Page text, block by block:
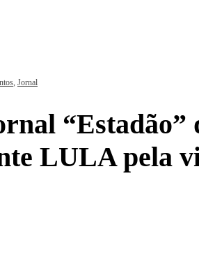
, Jornal
“Estadão”
LULA pela